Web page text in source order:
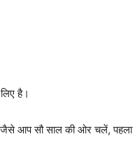
है।
जैसे आप सौ साल की ओर चलें, पहला